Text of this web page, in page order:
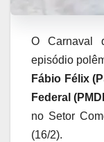
O Carnaval
episódio
Fábio Félix
Federal
no Setor
(16/2).